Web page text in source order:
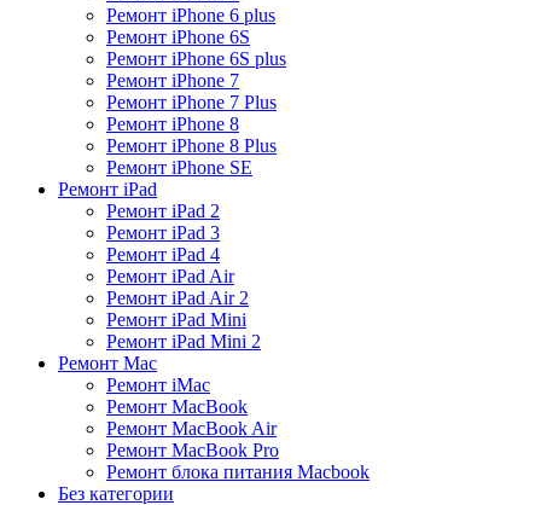
Ремонт iPhone 6 plus
Ремонт iPhone 6S
Ремонт iPhone 6S plus
Ремонт iPhone 7
Ремонт iPhone 7 Plus
Ремонт iPhone 8
Ремонт iPhone 8 Plus
Ремонт iPhone SE
Ремонт iPad
Ремонт iPad 2
Ремонт iPad 3
Ремонт iPad 4
Ремонт iPad Air
Ремонт iPad Air 2
Ремонт iPad Mini
Ремонт iPad Mini 2
Ремонт Mac
Ремонт iMac
Ремонт MacBook
Ремонт MacBook Air
Ремонт MacBook Pro
Ремонт блока питания Macbook
Без категории